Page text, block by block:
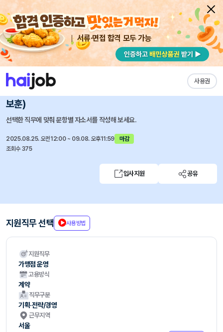
서류·면접 합격 모두 가능
사용권
채용공고 자소서 자유항목 자소서 내 작성목록
토스페이먼츠 즐겨찾기
Operations Enablement Specialist (가맹점 운영,
보훈)
선택한 직무에 맞춰 문항별 자소서를 작성해 보세요.
2025.08.25. 오전12:00 ~ 09.08. 오후11:59
마감
조회수 375
입사지원 공유
지원직무 선택 사용방법
지원직무
가맹점 운영
고용방식
계약
직무구분
기획·전략/경영
근무지역
서울